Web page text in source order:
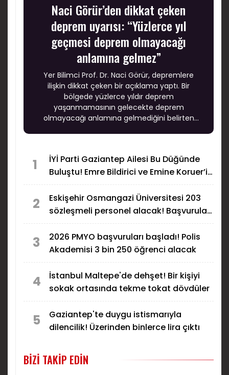
Naci Görür’den dikkat çeken
deprem uyarısı: “Yüzlerce yıl
geçmesi deprem olmayacağı
anlamına gelmez”
Yer Bilimci Prof. Dr. Naci Görür, depremlere
ilişkin dikkat çeken bir açıklama yaptı. Bir
bölgede yüzlerce yıldır deprem
yaşanmamasının gelecekte deprem
olmayacağı anlamına gelmediğini belirten
1
İYİ Parti Gaziantep Ailesi Bu Düğünde
Buluştu! Emre Bildirici ve Emine Koruer’in
2
Eskişehir Osmangazi Üniversitesi 203
sözleşmeli personel alacak! Başvurular
3
2026 PMYO başvuruları başladı! Polis
Akademisi 3 bin 250 öğrenci alacak
4
İstanbul Maltepe'de dehşet! Bir kişiyi
sokak ortasında tekme tokat dövdüler
5
Gaziantep'te duygu istismarıyla
dilencilik! Üzerinden binlerce lira çıktı
BIZI TAKIP EDIN